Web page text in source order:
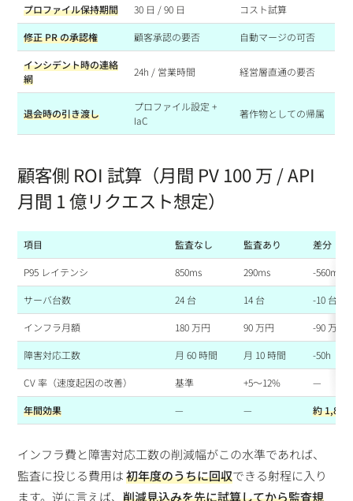
プロファイル保持期間 30 日 / 90 日 コスト試算
修正 PR の承認権 顧客承認の要否 自動マージの可否
インシデント時の連絡
網
24h / 営業時間 経営層直通の要否
退会時の引き渡し
プロファイル設定 +
IaC
著作物としての帰属
顧客側 ROI 試算（月間 PV 100 万 / API
月間 1 億リクエスト想定）
項目 監査なし 監査あり 差分
P95 レイテンシ 850ms 290ms -560ms
サーバ台数 24 台 14 台 -10 台
インフラ月額 180 万円 90 万円 -90 万円
障害対応工数 月 60 時間 月 10 時間 -50h
CV 率（速度起因の改善） 基準 +5〜12% —
年間効果 — — 約 1,800
インフラ費と障害対応工数の削減幅がこの水準であれば、
監査に投じる費用は初年度のうちに回収できる射程に入り
ます。逆に言えば、削減見込みを先に試算してから監査規